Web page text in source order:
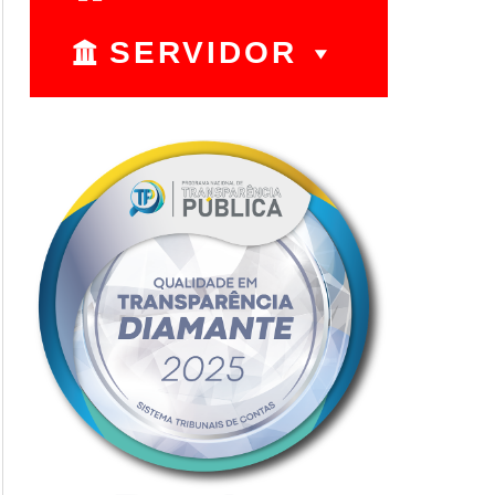
SERVIDOR